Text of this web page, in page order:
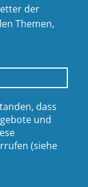
der
Themen,
dass
und
(siehe